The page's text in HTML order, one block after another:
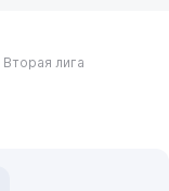
Вторая лига